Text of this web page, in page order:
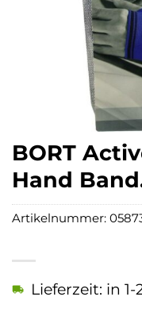
BORT
Hand
Lieferzeit: in
Artikelnummer: